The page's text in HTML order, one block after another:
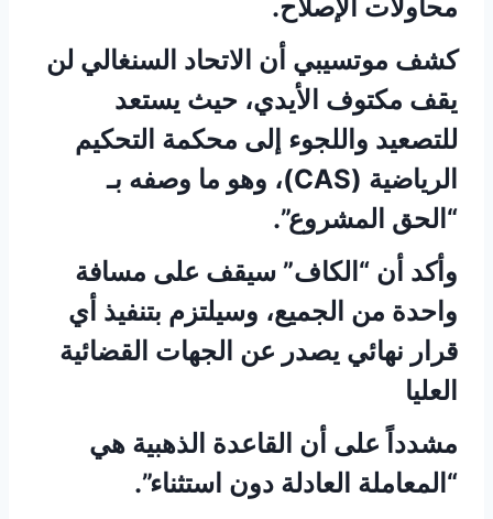
محاولات الإصلاح.
كشف موتسيبي أن الاتحاد السنغالي لن
يقف مكتوف الأيدي، حيث يستعد
للتصعيد واللجوء إلى محكمة التحكيم
الرياضية (CAS)، وهو ما وصفه بـ
“الحق المشروع”.
وأكد أن “الكاف” سيقف على مسافة
واحدة من الجميع، وسيلتزم بتنفيذ أي
قرار نهائي يصدر عن الجهات القضائية
العليا
مشدداً على أن القاعدة الذهبية هي
“المعاملة العادلة دون استثناء”.